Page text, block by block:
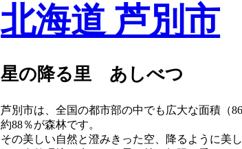
北海道 芦別市
星の降る里 あしべつ
芦別市は、全国の都市部の中でも広大な面積（
約88％が森林です。
その美しい自然と澄みきった空、降るように美